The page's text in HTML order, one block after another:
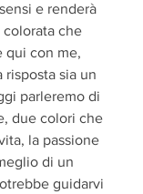
e renderà
colorata che
qui con me,
risposta sia un
parleremo di
due colori che
la passione
di un
guidarvi